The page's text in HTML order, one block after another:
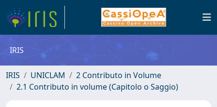
IRIS
IRIS UNICLAM
2 Contributo in Volume
2.1 Contributo in volume (Capitolo o Saggio)